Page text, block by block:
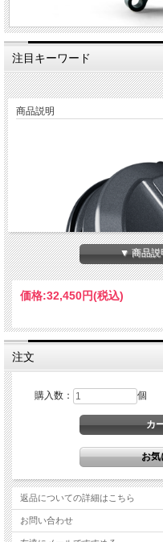
注目キーワード
商品説明
Hinson ヒンソン ビレットプルー
ームに選ばれており、レースにおけ
れている
・ブーツによる小傷を防止するため
▼ 商品説
価格:32,450円(税込)
注文
購入数： 個
返品についての詳細はこちら
お問い合わせ